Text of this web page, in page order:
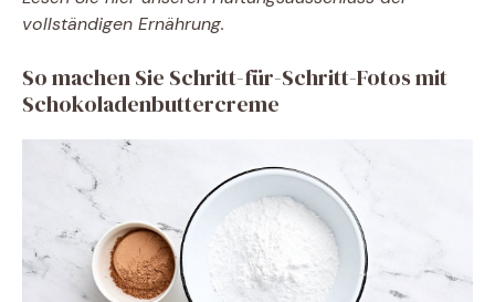
vollständigen Ernährung.
So machen Sie Schritt-für-Schritt-Fotos mit
Schokoladenbuttercreme